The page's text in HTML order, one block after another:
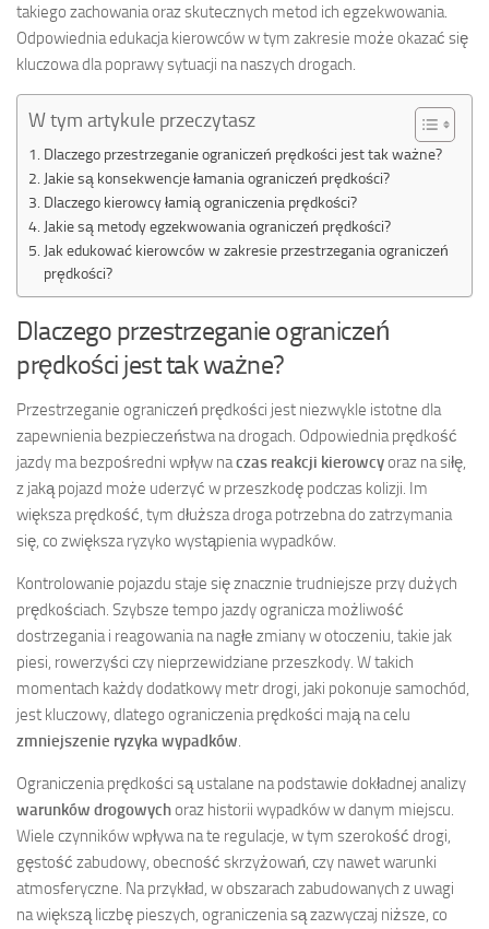
takiego zachowania oraz skutecznych metod ich egzekwowania.
Odpowiednia edukacja kierowców w tym zakresie może okazać się
kluczowa dla poprawy sytuacji na naszych drogach.
W tym artykule przeczytasz
Dlaczego przestrzeganie ograniczeń prędkości jest tak ważne?
Jakie są konsekwencje łamania ograniczeń prędkości?
Dlaczego kierowcy łamią ograniczenia prędkości?
Jakie są metody egzekwowania ograniczeń prędkości?
Jak edukować kierowców w zakresie przestrzegania ograniczeń
prędkości?
Dlaczego przestrzeganie ograniczeń
prędkości jest tak ważne?
Przestrzeganie ograniczeń prędkości jest niezwykle istotne dla
zapewnienia bezpieczeństwa na drogach. Odpowiednia prędkość
jazdy ma bezpośredni wpływ naczas reakcji kierowcyoraz na siłę,
z jaką pojazd może uderzyć w przeszkodę podczas kolizji. Im
większa prędkość, tym dłuższa droga potrzebna do zatrzymania
się, co zwiększa ryzyko wystąpienia wypadków.
Kontrolowanie pojazdu staje się znacznie trudniejsze przy dużych
prędkościach. Szybsze tempo jazdy ogranicza możliwość
dostrzegania i reagowania na nagłe zmiany w otoczeniu, takie jak
piesi, rowerzyści czy nieprzewidziane przeszkody. W takich
momentach każdy dodatkowy metr drogi, jaki pokonuje samochód,
jest kluczowy, dlatego ograniczenia prędkości mają na celu
zmniejszenie ryzyka wypadków.
Ograniczenia prędkości są ustalane na podstawie dokładnej analizy
warunków drogowychoraz historii wypadków w danym miejscu.
Wiele czynników wpływa na te regulacje, w tym szerokość drogi,
gęstość zabudowy, obecność skrzyżowań, czy nawet warunki
atmosferyczne. Na przykład, w obszarach zabudowanych z uwagi
na większą liczbę pieszych, ograniczenia są zazwyczaj niższe, co